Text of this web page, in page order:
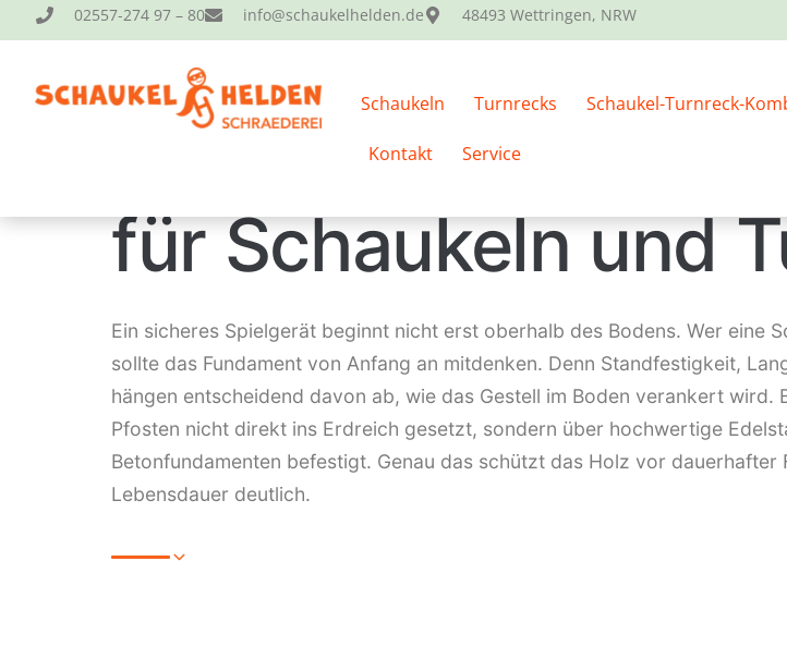
02557-274 97 – 80 info@schaukelhelden.de 48493 Wettringen, NRW
Schaukeln Turnrecks Schaukel-Turnreck-
Kontakt Service
RATGEBER-ÜBERSICHT
Fundament und
für Schaukeln und
Ein sicheres Spielgerät beginnt nicht erst oberhalb des Bodens. Wer eine
sollte das Fundament von Anfang an mitdenken. Denn Standfestigkeit,
hängen entscheidend davon ab, wie das Gestell im Boden verankert wird.
Pfosten nicht direkt ins Erdreich gesetzt, sondern über hochwertige
Betonfundamenten befestigt. Genau das schützt das Holz vor dauerhafter
Lebensdauer deutlich.